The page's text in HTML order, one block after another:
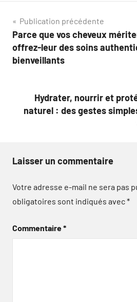
Navigation
de
l’article
Publication précédente
Parce que vos cheveux
offrez-leur des soins
bienveillants
Hydrater, nourrir et
naturel : des gestes
Laisser un commentaire
Votre adresse e-mail ne sera pas
obligatoires sont indiqués avec*
Commentaire*